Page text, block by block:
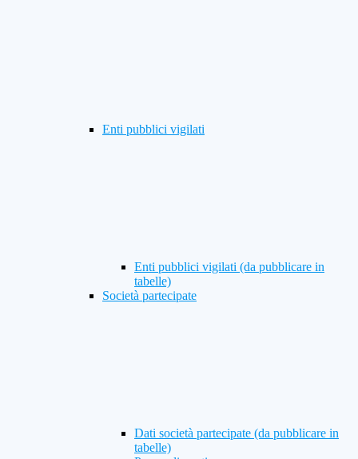
Enti pubblici vigilati
Enti pubblici vigilati (da pubblicare in
tabelle)
Società partecipate
Dati società partecipate (da pubblicare in
tabelle)